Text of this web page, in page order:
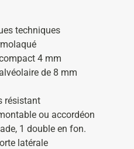
techniques
4 mm
de 8 mm
résistant
ou accordéon
1 double en fon.
latérale